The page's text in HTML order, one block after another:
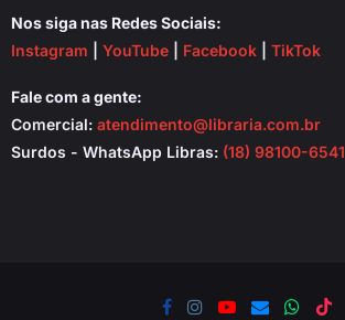
Nos siga nas Redes Sociais:
Instagram
YouTube Facebook TikTok
Fale com a gente:
Comercial: atendimento@libraria.com.br
Surdos - WhatsApp Libras: (18) 98100-6541